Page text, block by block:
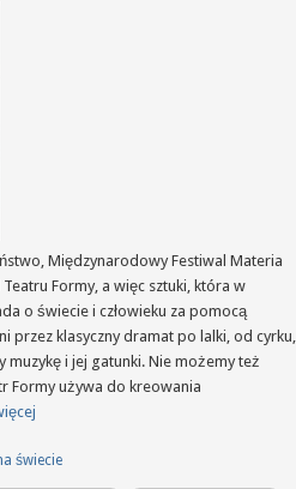
Międzynarodowy Festiwal Materia
Formy, a więc sztuki, która w
o świecie i człowieku za pomocą
klasyczny dramat po lalki, od cyrku,
muzykę i jej gatunki. Nie możemy też
Formy używa do kreowania
świecie